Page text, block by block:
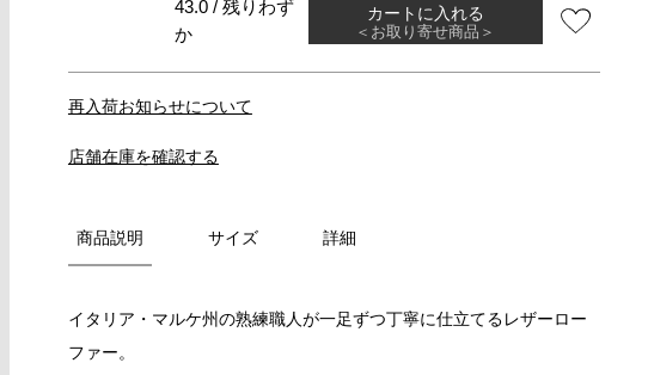
43.0 / 残りわず
か
カートに入れる
＜お取り寄せ商品＞
再入荷お知らせについて
店舗在庫を確認する
商品説明 サイズ 詳細
イタリア・マルケ州の熟練職人が一足ずつ丁寧に仕立てるレザーロー
ファー。